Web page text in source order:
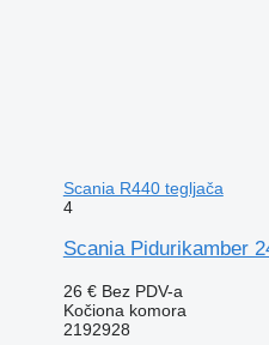
Scania R440 tegljača
4
Scania Pidurikamber
26 € Bez PDV-a
Kočiona komora
2192928